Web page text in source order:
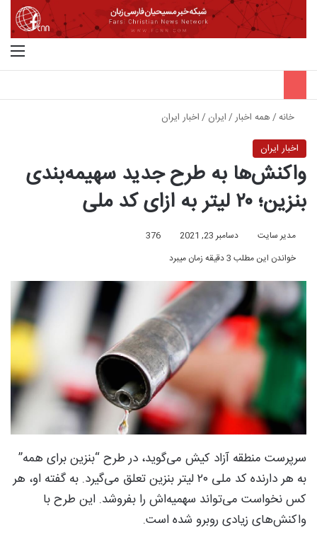
خانه/همه اخبار/ایران /اخبار ایران
اخبار ایران
واکنش‌ها به طرح‌ جدید سهیمه‌بندی
بنزین؛ ۲۰ لیتر به ازای کد ملی
مدیر سایت دسامبر 23, 2021
376
خواندن این مطلب 3 دقیقه زمان میبرد
سرپرست منطقه آزاد کیش می‌گوید، در طرح “بنزین برای همه”
به هر دارنده کد ملی ۲۰ لیتر بنزین تعلق می‌گیرد. به گفته او، هر
کس نخواست می‌تواند سهمیه‌اش را بفروشد. این طرح با
واکنش‌های زیادی روبرو شده است.